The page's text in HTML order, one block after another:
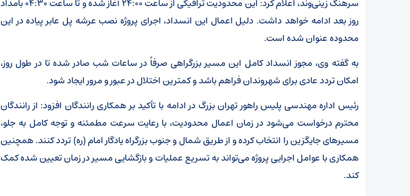
سرهنگ زینی‌وند، اعلام کرد: این محدودیت ترافیکی از ساعت ۲۴:۰۰ آغاز شده و تا ساعت ۰۴:۳۰ بامداد
روز بعد ادامه خواهد داشت. دلیل اعمال این انسداد، اجرای پروژه نصب عرشه پل عابر پیاده در این
محدوده عنوان شده است.
به گفته وی، مجوز انسداد کامل این مسیر بزرگراهی صرفاً در ساعات شب صادر شده تا در طول روز،
امکان تردد عادی برای شهروندان فراهم باشد و کمترین اختلال در عبور و مرور ایجاد شود.
رئیس اداره مهندسی پلیس راهور تهران بزرگ در ادامه با تأکید بر همکاری رانندگان افزود: از رانندگان
محترم درخواست می‌شود در زمان اعمال محدودیت، با رعایت سرعت مطمئنه و توجه کامل به جلو،
مسیرهای جایگزین را انتخاب کرده و از طریق شمال و جنوب بزرگراه یادگار امام (ره) تردد کنند. همچنین
همکاری با عوامل اجرایی پروژه می‌تواند به تسریع عملیات و بازگشایی مسیر در زمان تعیین‌ شده کمک
کند.